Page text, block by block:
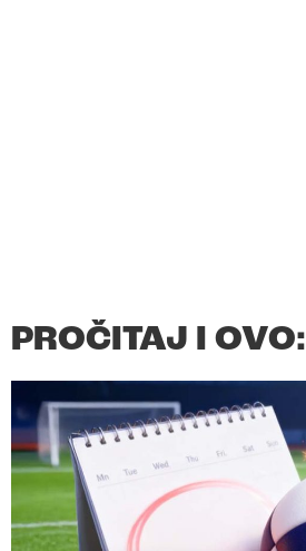
PROČITAJ I OVO: